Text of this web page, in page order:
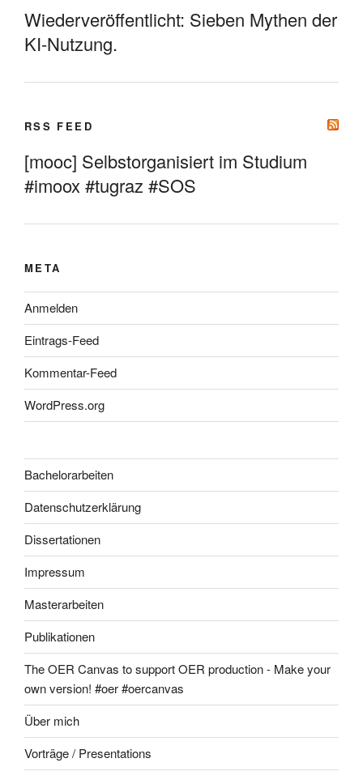
Wiederveröffentlicht: Sieben Mythen der
KI-Nutzung.
RSS FEED
[mooc] Selbstorganisiert im Studium
#imoox #tugraz #SOS
META
Anmelden
Eintrags-Feed
Kommentar-Feed
WordPress.org
Bachelorarbeiten
Datenschutzerklärung
Dissertationen
Impressum
Masterarbeiten
Publikationen
The OER Canvas to support OER production - Make your
own version! #oer #oercanvas
Über mich
Vorträge / Presentations